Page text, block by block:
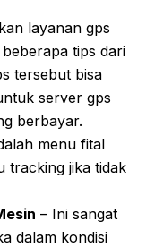
layanan gps
tips dari
tersebut bisa
server gps
berbayar.
menu fital
tracking jika tidak
– Ini sangat
dalam kondisi